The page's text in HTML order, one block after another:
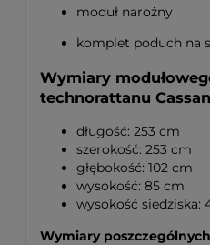
moduł narożny
komplet poduch na
Wymiary
technorattanu
długość: 253 cm
szerokość: 253 cm
głębokość: 102 cm
wysokość: 85 cm
wysokość siedziska:
Wymiary